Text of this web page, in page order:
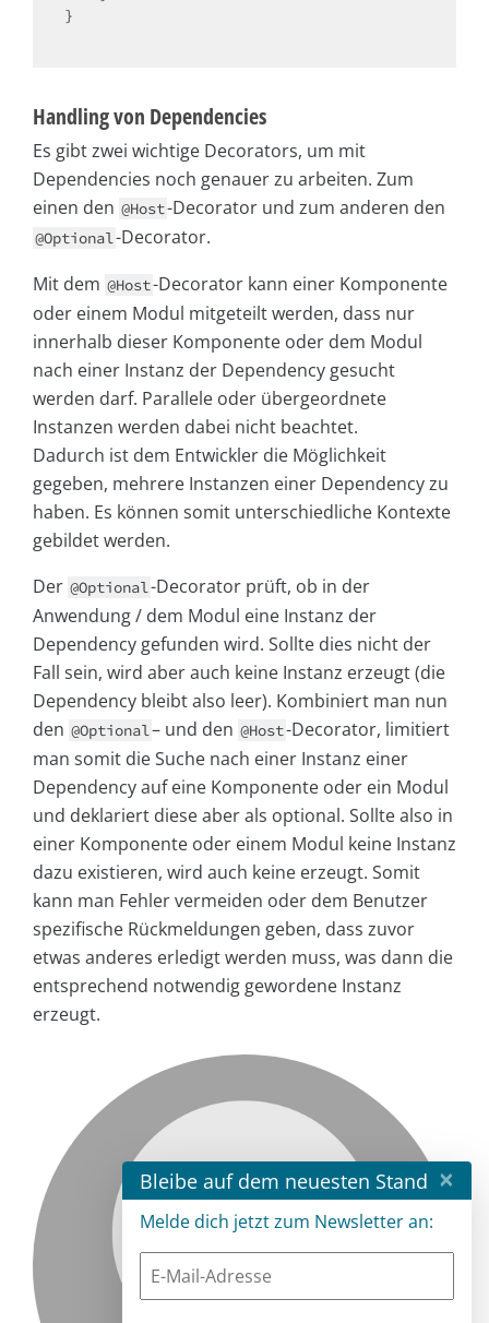
}
Handling von Dependencies
Es gibt zwei wichtige Decorators, um mit
Dependencies noch genauer zu arbeiten. Zum
einen den @Host-Decorator und zum anderen den
@Optional -Decorator.
Mit dem @Host-Decorator kann einer Komponente
oder einem Modul mitgeteilt werden, dass nur
innerhalb dieser Komponente oder dem Modul
nach einer Instanz der Dependency gesucht
werden darf. Parallele oder übergeordnete
Instanzen werden dabei nicht beachtet.
Dadurch ist dem Entwickler die Möglichkeit
gegeben, mehrere Instanzen einer Dependency zu
haben. Es können somit unterschiedliche Kontexte
gebildet werden.
Der @Optional -Decorator prüft, ob in der
Anwendung / dem Modul eine Instanz der
Dependency gefunden wird. Sollte dies nicht der
Fall sein, wird aber auch keine Instanz erzeugt (die
Dependency bleibt also leer). Kombiniert man nun
den @Optional – und den @Host-Decorator, limitiert
man somit die Suche nach einer Instanz einer
Dependency auf eine Komponente oder ein Modul
und deklariert diese aber als optional. Sollte also in
einer Komponente oder einem Modul keine Instanz
dazu existieren, wird auch keine erzeugt. Somit
kann man Fehler vermeiden oder dem Benutzer
spezifische Rückmeldungen geben, dass zuvor
etwas anderes erledigt werden muss, was dann die
entsprechend notwendig gewordene Instanz
erzeugt.
Bleibe auf dem neuesten Stand ×
Melde dich jetzt zum Newsletter an: